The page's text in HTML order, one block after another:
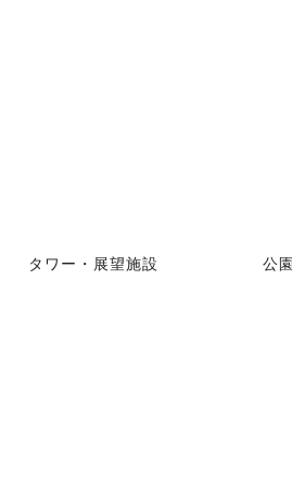
タワー・展望施設 公